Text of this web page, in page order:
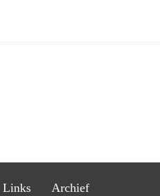
Links Archief